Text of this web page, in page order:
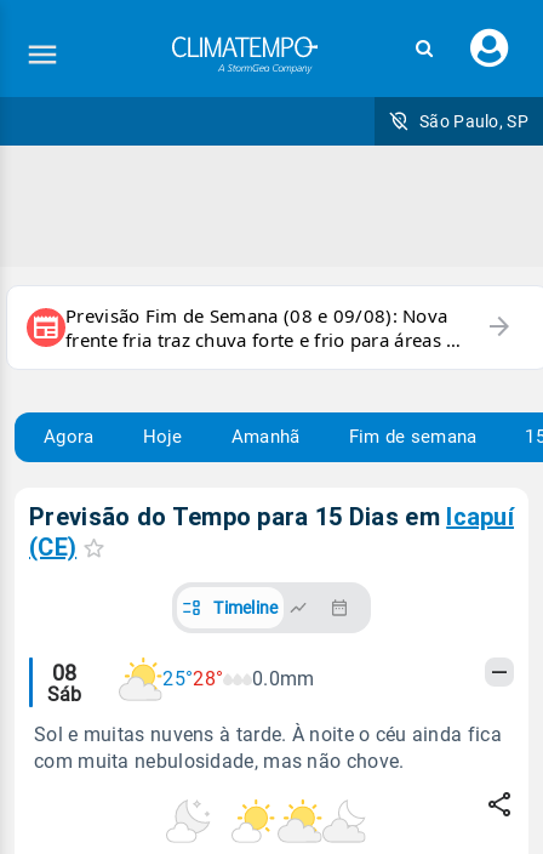
seu
São Paulo, SP
newspaper Previsão Fim de Semana (08 e 09/08): Nova
frente fria traz chuva forte e frio para áreas do
país
arrow_forward
Agora Hoje Amanhã Fim de semana
Previsão do Tempo para 15 Dias em Icapuí
(CE)
Timeline
Alertas
meteorológicos
08
Sáb
25°28° 0.0mm
Sol e muitas nuvens à tarde. À noite o céu ainda fica
com muita nebulosidade, mas não chove.